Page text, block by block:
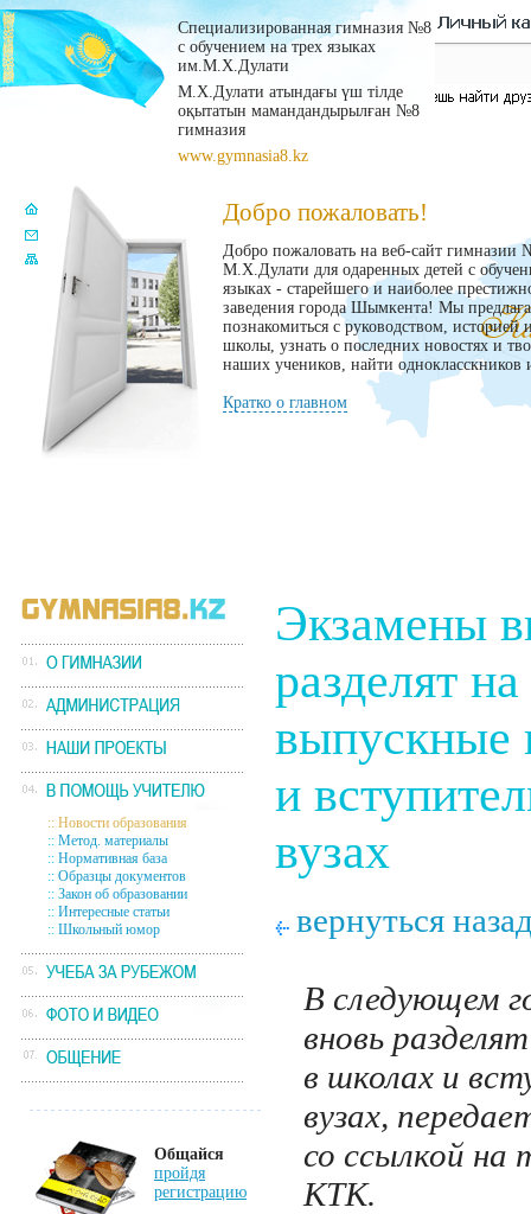
Специализированная гимназия №8
с обучением на трех языках
им.М.Х.Дулати
М.Х.Дулати атындағы үш тілде
оқытатын мамандандырылған №8
гимназия
www.gymnasia8.kz
Добро пожаловать!
Добро пожаловать на веб-сайт гимназии
М.Х.Дулати для одаренных детей с
языках - старейшего и наиболее
заведения города Шымкента! Мы
познакомиться с руководством, историей
школы, узнать о последних новостях и
наших учеников, найти однокласскников
Кратко о главном
:: Новости образования
:: Метод. материалы
:: Нормативная база
:: Образцы документов
:: Закон об образовании
:: Интересные статьи
:: Школьный юмор
Общайся
пройдя
регистрацию
Экзамены
разделят на
выпускные
и
вузах
вернуться
В следующем
вновь
в школах и
вузах,
со ссылкой на
КТК.